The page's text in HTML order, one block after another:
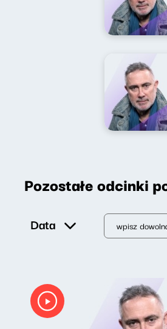
Pozostałe odcinki
Data